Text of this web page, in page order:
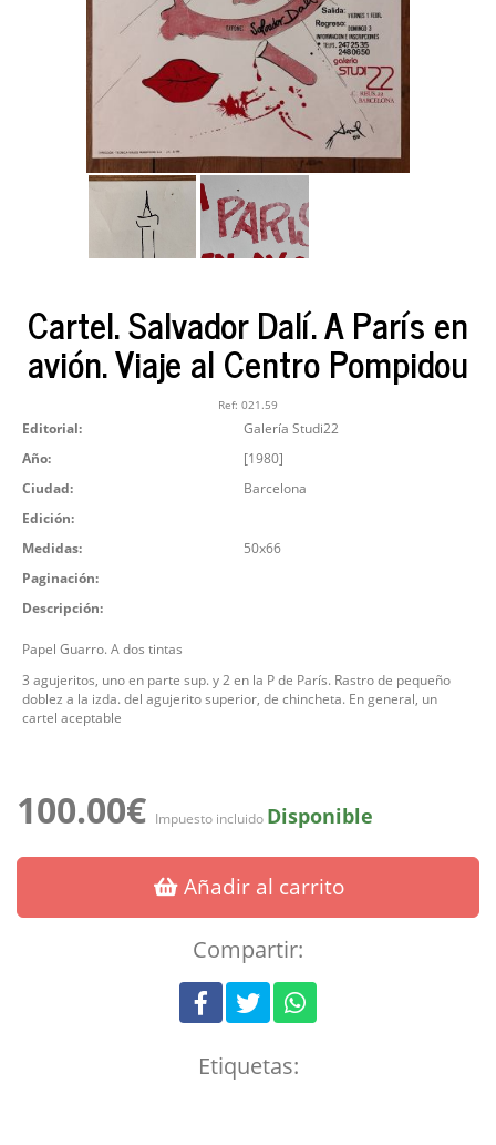
Cartel. Salvador Dalí. A París en
avión. Viaje al Centro Pompidou
Ref: 021.59
Editorial:
Galería Studi22
Año:
[1980]
Ciudad:
Barcelona
Edición:
Medidas:
50x66
Paginación:
Descripción:
Papel Guarro. A dos tintas
3 agujeritos, uno en parte sup. y 2 en la P de París. Rastro de pequeño
doblez a la izda. del agujerito superior, de chincheta. En general, un
cartel aceptable
100.00€ Impuesto incluido Disponible
Añadir al carrito
Compartir:
Etiquetas: